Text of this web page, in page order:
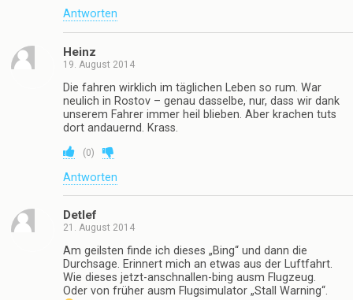
Antworten
Heinz
19. August 2014
Die fahren wirklich im täglichen Leben so rum. War
neulich in Rostov – genau dasselbe, nur, dass wir dank
unserem Fahrer immer heil blieben. Aber krachen tuts
dort andauernd. Krass.
(0)
Antworten
Detlef
21. August 2014
Am geilsten finde ich dieses „Bing“ und dann die
Durchsage. Erinnert mich an etwas aus der Luftfahrt.
Wie dieses jetzt-anschnallen-bing ausm Flugzeug.
Oder von früher ausm Flugsimulator „Stall Warning“.